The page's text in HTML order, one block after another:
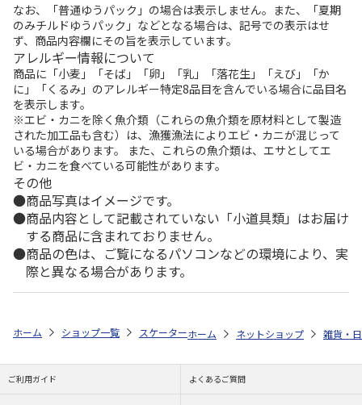
なお、「普通ゆうパック」の場合は表示しません。また、「夏期
のみチルドゆうパック」などとなる場合は、記号での表示はせ
ず、商品内容欄にその旨を表示しています。
アレルギー情報について
商品に「小麦」「そば」「卵」「乳」「落花生」「えび」「か
に」「くるみ」のアレルギー特定8品目を含んでいる場合に品目名
を表示します。
※エビ・カニを除く魚介類（これらの魚介類を原材料として製造
された加工品も含む）は、漁獲漁法によりエビ・カニが混じって
いる場合があります。 また、これらの魚介類は、エサとしてエ
ビ・カニを食べている可能性があります。
その他
商品写真はイメージです。
商品内容として記載されていない「小道具類」はお届け
する商品に含まれておりません。
商品の色は、ご覧になるパソコンなどの環境により、実
際と異なる場合があります。
ホーム ショップ一覧 スケーター サーモタンブラー 450ml プー/フ
ホーム ネットショップ 雑貨・
ご利用ガイド よくあるご質問